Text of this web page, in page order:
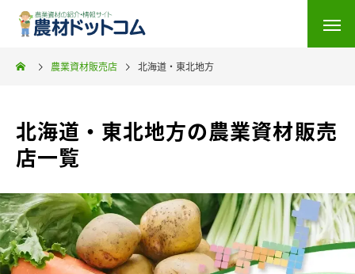
農業資材販売店 北海道・東北地方
北海道・東北地方の農業資材販売
店一覧